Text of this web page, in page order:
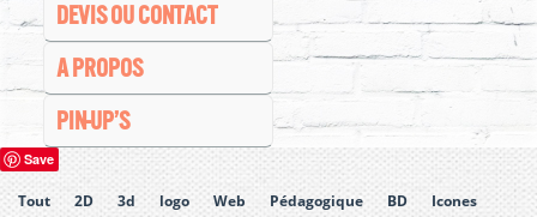
DEVIS OU CONTACT
A PROPOS
PIN-UP’S
Save
Tout 2D 3d logo Web Pédagogique BD Icones